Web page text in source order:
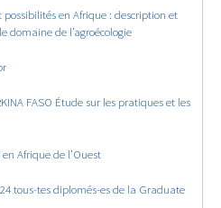
en Afrique : description et
domaine de l’agroécologie
FASO Étude sur les pratiques et les
Afrique de l’Ouest
tous-tes diplomés-es de la Graduate